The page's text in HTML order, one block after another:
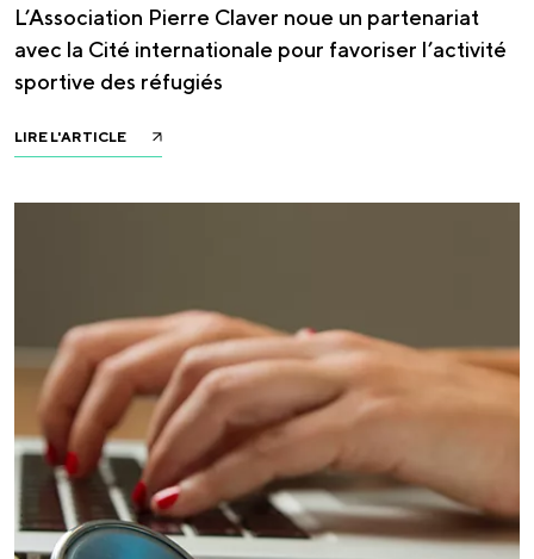
L’Association Pierre Claver noue un partenariat
avec la Cité internationale pour favoriser l’activité
sportive des réfugiés
LIRE L'ARTICLE